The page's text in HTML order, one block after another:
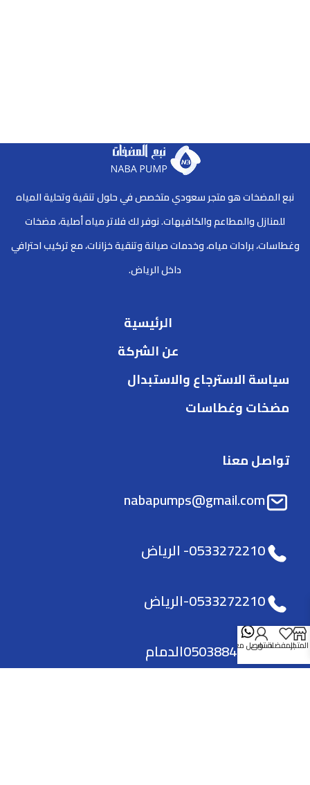
نبع المضخات هو متجر سعودي متخصص في حلول تنقية وتحلية المياه
للمنازل والمطاعم والكافيهات. نوفر لك فلاتر مياه أصلية، مضخات
وغطاسات، برادات مياه، وخدمات صيانة وتنقية خزانات، مع تركيب احترافي
داخل الرياض.
الرئيسية
عن الشركة
سياسة الاسترجاع والاستبدال
مضخات وغطاسات
تواصل معنا
nabapumps@gmail.com
0533272210- الرياض
0533272210-الرياض
-0503884988الدمام
المتجرالمفضلةحسابي
توصل معنا